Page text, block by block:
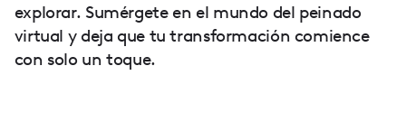
explorar. Sumérgete en el mundo del peinado
virtual y deja que tu transformación comience
con solo un toque.